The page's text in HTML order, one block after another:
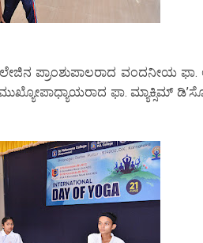
ಪ್ರಾಂಶುಪಾಲರಾದ ವಂದನೀಯ ಫಾ.
ಫಾ. ಮ್ಯಾಕ್ಸಿಮ್